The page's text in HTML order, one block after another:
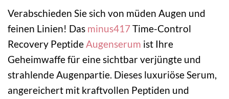
Verabschieden Sie sich von müden Augen und
feinen Linien! Das minus417Time-Control
Recovery PeptideAugenserum ist Ihre
Geheimwaffe für eine sichtbar verjüngte und
strahlende Augenpartie. Dieses luxuriöse Serum,
angereichert mit kraftvollen Peptiden und